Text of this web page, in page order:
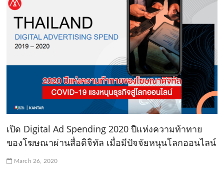
เปิด Digital Ad Spending 2020 ปีแห่งความท้าทาย
ของโฆษณาผ่านสื่อดิจิทัล เมื่อมีปัจจัยหนุนโลกออนไลน์
March 26, 2020